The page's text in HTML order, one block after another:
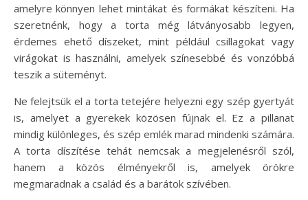
amelyre könnyen lehet mintákat és formákat készíteni. Ha
szeretnénk, hogy a torta még látványosabb legyen,
érdemes ehető díszeket, mint például csillagokat vagy
virágokat is használni, amelyek színesebbé és vonzóbbá
teszik a süteményt.
Ne felejtsük el a torta tetejére helyezni egy szép gyertyát
is, amelyet a gyerekek közösen fújnak el. Ez a pillanat
mindig különleges, és szép emlék marad mindenki számára.
A torta díszítése tehát nemcsak a megjelenésről szól,
hanem a közös élményekről is, amelyek örökre
megmaradnak a család és a barátok szívében.